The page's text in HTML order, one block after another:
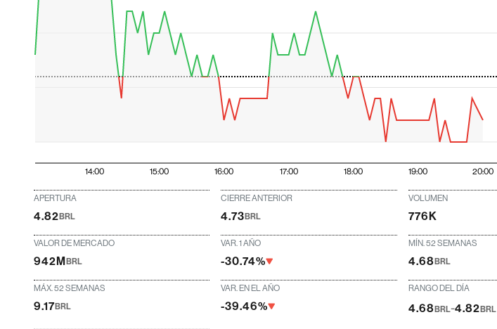
14:00 15:00 16:00 17:00 18:00 19:00 20:00
APERTURA
4.82BRL
CIERRE ANTERIOR
4.73BRL
VOLUMEN
776K
VALOR DE MERCADO
942MBRL
VAR. 1 AÑO
-30.74%
MÍN. 52 SEMANAS
4.68BRL
MÁX. 52 SEMANAS
9.17BRL
VAR. EN EL AÑO
-39.46%
RANGO DEL DÍA
4.68 BRL-4.82 BRL